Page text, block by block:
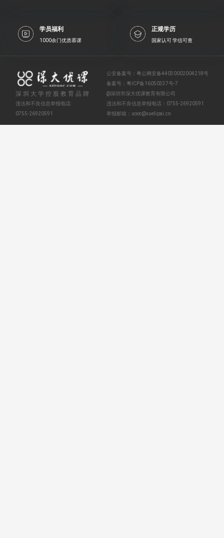
学员福利
1000余门优质慕课
正规学历
国家认可 学信可查
深圳大学控股教育品牌
违法和不良信息举报电话:
0755-26920591
公安备案号： 粤公网安备44030002004218号
备案号： 粤ICP备16050337号-7
@深圳市深大优课教育有限公司
违法和不良信息举报电话： 0755-26920591
举报邮箱： uooc@xuelipai.cn